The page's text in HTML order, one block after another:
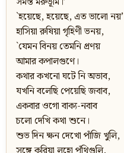
`হয়েছে, হয়েছে, এত ভালো নয়’
হাসিয়া রুষিয়া গৃহিণী ভনয়,
`যেমন বিনয় তেমনি প্রণয়
আমার কপালগুণে।
কথার কখনো ঘটে নি অভাব,
যখনি বলেছি পেয়েছি জবাব,
একবার ওগো বাক্য-নবাব
চলো দেখি কথা শুনে।
শুভ দিন ক্ষন দেখো পাঁজি খুলি,